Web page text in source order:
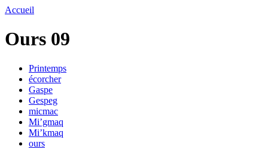
Accueil
Ours 09
Printemps
écorcher
Gaspe
Gespeg
micmac
Mi’gmaq
Mi’kmaq
ours